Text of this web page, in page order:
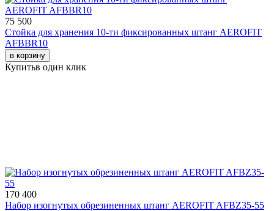
75 500
Стойка для хранения 10-ти фиксированных штанг AEROFIT
AFBBR10
в корзину
Купитьв один клик
170 400
Набор изогнутых обрезиненных штанг AEROFIT AFBZ35-55